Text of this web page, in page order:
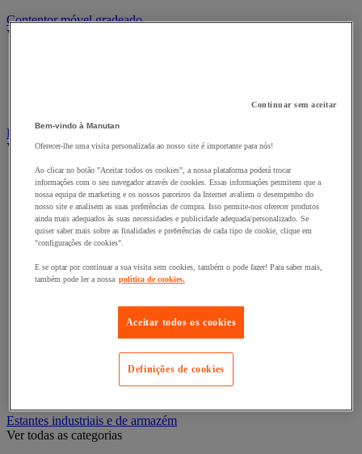
Contentor móvel gradeado
Ver todas as categorias
Empilhador, Mesa Elevatória e Sistemas de Elevação
Ver todas as categorias
Balanceiro
Elevador de elevação
Elevador de materiais
Empilhador
Grua
Grua e guindaste de oficina
Guincho de elevação, reboque e tração
Macaco
Mesa elevatória
Ponte de acesso e rampa de carga
Pórtico de oficina
Preguiça e apoio de segurança
Rampa de elevação e calço de roda
Estantes industriais e de armazém
Ver todas as categorias
Continuar sem aceitar
Bem-vindo à Manutan
Oferecer-lhe uma visita personalizada ao nosso site é importante para nós!
Ao clicar no botão "Aceitar todos os cookies", a nossa plataforma poderá trocar
informações com o seu navegador através de cookies. Essas informações permitem que a
nossa equipa de marketing e os nossos parceiros da Internet avaliem o desempenho do
nosso site e analisem as suas preferências de compra. Isso permite-nos oferecer produtos
ainda mais adequados às suas necessidades e publicidade adequada/personalizado. Se
quiser saber mais sobre as finalidades e preferências de cada tipo de cookie, clique em
"configurações de cookies".
E se optar por continuar a sua visita sem cookies, também o pode fazer! Para saber mais,
também pode ler a nossa política de cookies.
Aceitar todos os cookies
Definições de cookies